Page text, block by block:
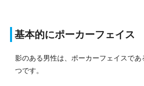
基本的にポーカーフェイス
影のある男性は、ポーカーフェイスであ
つです。